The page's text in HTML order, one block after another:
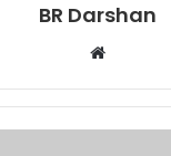
BR Darshan
b
s